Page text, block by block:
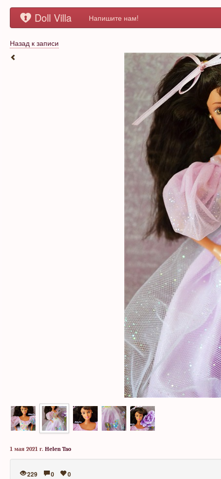
Doll Villa Напишите нам!
Назад к записи
1 мая 2021 г. Helen Tao
229 0 0